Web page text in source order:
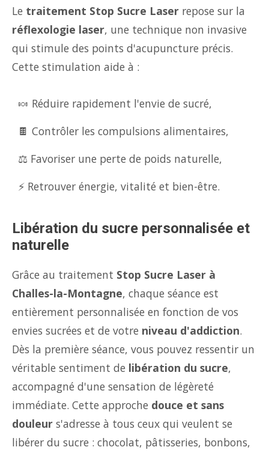
Le traitement Stop Sucre Laser repose sur la
réflexologie laser, une technique non invasive
qui stimule des points d'acupuncture précis.
Cette stimulation aide à :
🍬 Réduire rapidement l'envie de sucré,
🍫 Contrôler les compulsions alimentaires,
⚖️ Favoriser une perte de poids naturelle,
⚡ Retrouver énergie, vitalité et bien-être.
Libération du sucre personnalisée et
naturelle
Grâce au traitement Stop Sucre Laser à
Challes-la-Montagne, chaque séance est
entièrement personnalisée en fonction de vos
envies sucrées et de votre niveau d'addiction.
Dès la première séance, vous pouvez ressentir un
véritable sentiment de libération du sucre,
accompagné d'une sensation de légèreté
immédiate. Cette approche douce et sans
douleur s'adresse à tous ceux qui veulent se
libérer du sucre : chocolat, pâtisseries, bonbons,